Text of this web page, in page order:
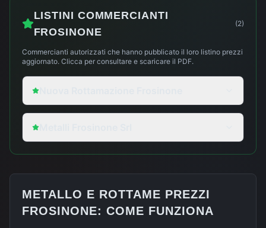
LISTINI COMMERCIANTI
FROSINONE
(2)
Commercianti autorizzati che hanno pubblicato il loro listino prezzi
aggiornato. Clicca per consultare e scaricare il PDF.
METALLO E ROTTAME PREZZI
FROSINONE: COME FUNZIONA